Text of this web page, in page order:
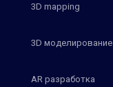
3D mapping
3D моделирование
AR разработка